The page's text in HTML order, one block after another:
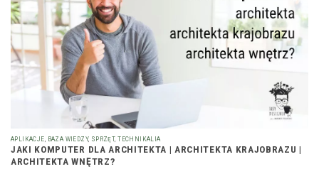
APLIKACJE BAZA WIEDZY, SPRZĘT,TECHNIKALIA
JAKI KOMPUTER DLA ARCHITEKTA | ARCHITEKTA KRAJOBRAZU |
ARCHITEKTA WNĘTRZ?